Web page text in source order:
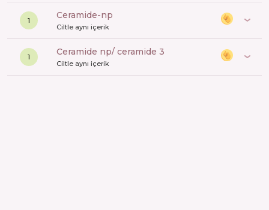
1 ceramide-np
Ciltle aynı içerik
1 ceramide np/ ceramide 3
Ciltle aynı içerik